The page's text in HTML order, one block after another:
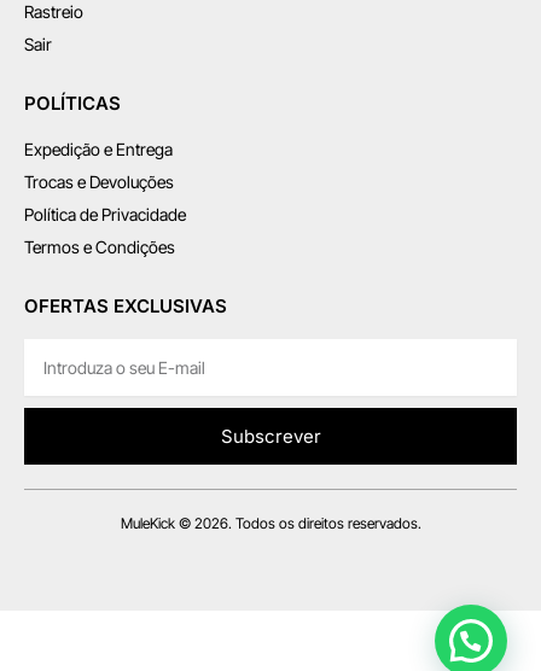
Rastreio
Sair
POLÍTICAS
Expedição e Entrega
Trocas e Devoluções
Política de Privacidade
Termos e Condições
OFERTAS EXCLUSIVAS
Subscrever
MuleKick © 2026. Todos os direitos reservados.